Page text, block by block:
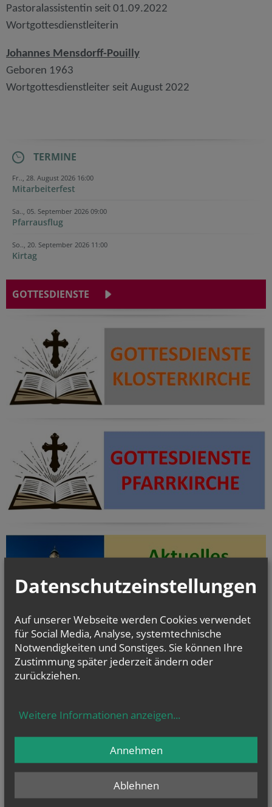
Pastoralassistentin seit 01.09.2022
Wortgottesdienstleiterin
Johannes Mensdorff-Pouilly
Geboren 1963
Wortgottesdienstleiter seit August 2022
TERMINE
Fr.., 28. August 2026 16:00
Mitarbeiterfest
Sa.., 05. September 2026 09:00
Pfarrausflug
So.., 20. September 2026 11:00
Kirtag
GOTTESDIENSTE
Datenschutzeinstellungen
Auf unserer Webseite werden Cookies verwendet
für Social Media, Analyse, systemtechnische
Notwendigkeiten und Sonstiges. Sie können Ihre
Zustimmung später jederzeit ändern oder
zurückziehen.
Weitere Informationen anzeigen...
Ablehnen
Annehmen